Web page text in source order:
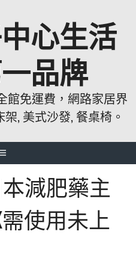
心生活
品牌
館免運費，網路家居界
, 美式沙發, 餐桌椅。
減肥藥主
需使用未上